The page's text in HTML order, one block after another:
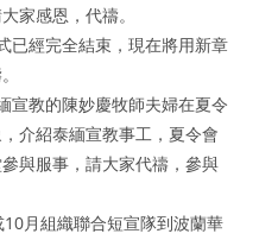
家感恩，代禱。
已經完全結束，現在將用新章
宣教的陳妙慶牧師夫婦在夏令
介紹泰緬宣教事工，夏令會
與服事，請大家代禱，參與
月組織聯合短宣隊到波蘭華